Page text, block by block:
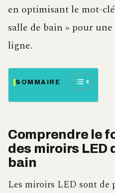
en optimisant le mot-
salle de bain » pour
ligne.
SOMMAIRE
Comprendre le
des miroirs LED
bain
Les miroirs LED sont de